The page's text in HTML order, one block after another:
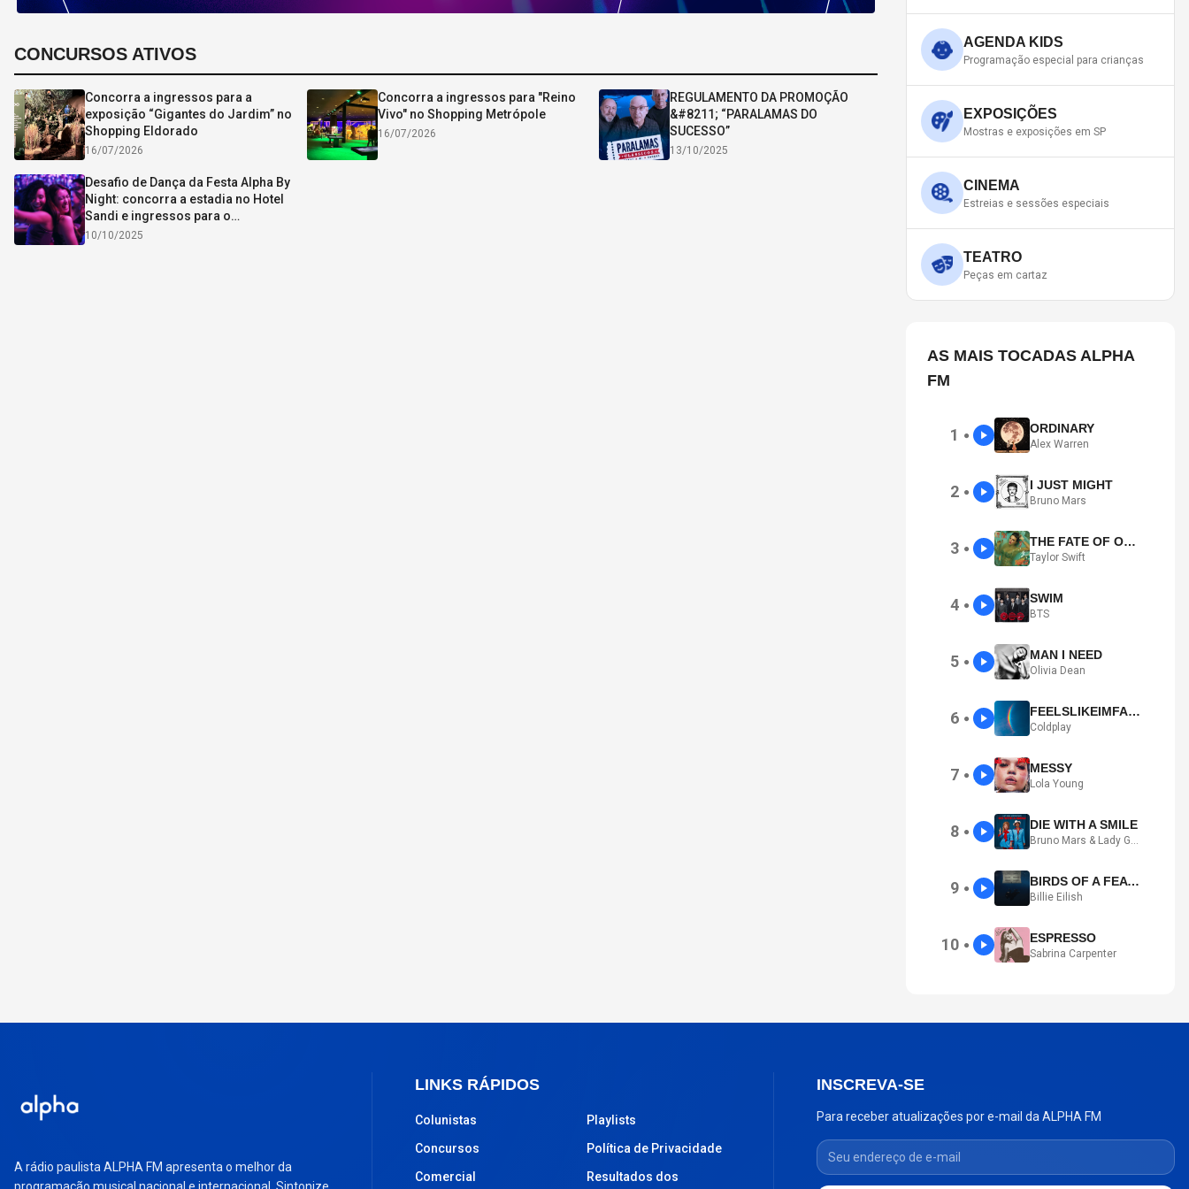
CONCURSOS ATIVOS
Concorra a ingressos para a
exposição “Gigantes do Jardim” no
Shopping Eldorado
16/07/2026
Concorra a ingressos para "Reino
Vivo" no Shopping Metrópole
16/07/2026
REGULAMENTO DA PROMOÇÃO
&#8211; “PARALAMAS DO
SUCESSO”
13/10/2025
Desafio de Dança da Festa Alpha By
Night: concorra a estadia no Hotel
Sandi e ingressos para o
aniversário da Alpha
10/10/2025
AGENDA KIDS
Programação especial para crianças
EXPOSIÇÕES
Mostras e exposições em SP
CINEMA
Estreias e sessões especiais
TEATRO
Peças em cartaz
AS MAIS TOCADAS ALPHA
FM
1 ● ORDINARY
Alex Warren
2 ● I JUST MIGHT
Bruno Mars
3 ● THE FATE OF OPHELIA
Taylor Swift
4 ● SWIM
BTS
5 ● MAN I NEED
Olivia Dean
6 ● FEELSLIKEIMFALLINGINLOVE
Coldplay
7 ● MESSY
Lola Young
8 ● DIE WITH A SMILE
Bruno Mars & Lady Gaga
9 ● BIRDS OF A FEATHER
Billie Eilish
10 ● ESPRESSO
Sabrina Carpenter
A rádio paulista ALPHA FM apresenta o melhor da
LINKS RÁPIDOS
Colunistas
Concursos
Comercial
Playlists
Política de Privacidade
Resultados dos
INSCREVA-SE
Para receber atualizações por e-mail da ALPHA FM
Seu endereço de e-mail